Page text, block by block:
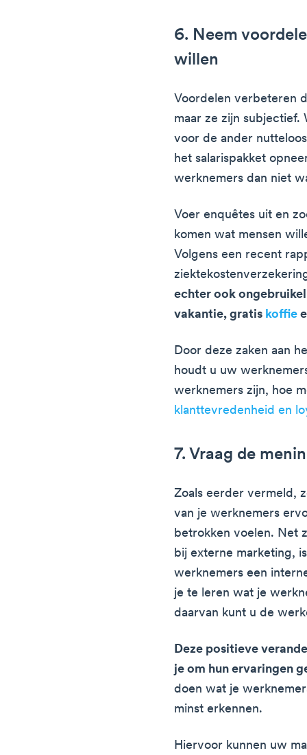
6. Neem
willen
Voordelen verbeteren
maar ze zijn subjectief.
voor de ander
het salarispakket
werknemers dan niet
Voer enquêtes uit en
komen wat mensen
Volgens een recent
echter ook
vakantie, gratis koffie
Door deze zaken aan
houdt u uw
werknemers zijn, hoe
klanttevredenheid en
7. Vraag de
Zoals eerder vermeld,
van je werknemers
betrokken voelen. Net
bij externe marketing,
werknemers een
je te leren wat je
daarvan kunt u de
Deze positieve
je om hun ervaringen
doen wat je
minst erkennen.
Hiervoor kunnen uw